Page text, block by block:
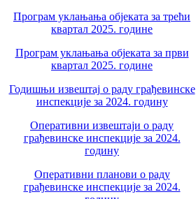
Програм уклањања објеката за трећи
квартал 2025. године
Програм уклањања објеката за први
квартал 2025. године
Годишњи извештај о раду грађевинске
инспекције за 2024. годину
Оперативни извештаји о раду
грађевинске инспекције за 2024.
годину
Оперативни планови о раду
грађевинске инспекције за 2024.